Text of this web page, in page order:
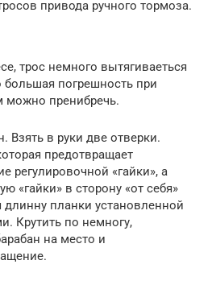
привода ручного тормоза.
трос немного вытягиваеться
большая погрешность при
можно пренибречь.
Взять в руки две отверки.
предотвращает
регулировочной «гайки», а
«гайки» в сторону «от себя»
планки установленной
Крутить по немногу,
на место и